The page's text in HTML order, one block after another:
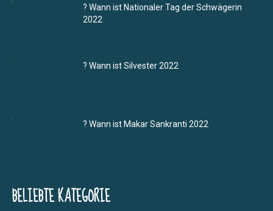
? Wann ist Nationaler Tag der Schwägerin
2022
? Wann ist Silvester 2022
? Wann ist Makar Sankranti 2022
BELIEBTE KATEGORIE